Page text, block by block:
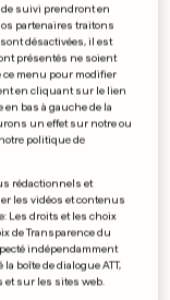
de suivi prendront en
partenaires traitons
désactivées, il est
présentés ne soient
ce menu pour modifier
en cliquant sur le lien
bas à gauche de la
un effet sur notre ou
politique de
rédactionnels et
les vidéos et contenus
Les droits et les choix
de Transparence du
indépendamment
boîte de dialogue ATT,
et sur les sites web.